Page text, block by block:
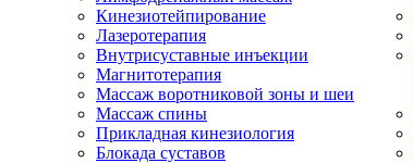
Кинезиотейпирование
Лазеротерапия
Внутрисуставные инъекции
Магнитотерапия
Массаж воротниковой зоны и шеи
Массаж спины
Прикладная кинезиология
Блокада суставов